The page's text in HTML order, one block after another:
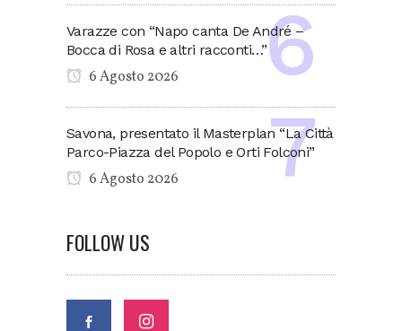
Varazze con “Napo canta De André –
Bocca di Rosa e altri racconti…”
6 Agosto 2026
Savona, presentato il Masterplan “La Città
Parco-Piazza del Popolo e Orti Folconi”
6 Agosto 2026
FOLLOW US